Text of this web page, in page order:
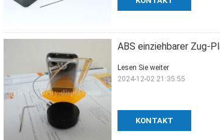
ABS einziehbarer Zug-
KONTAKT
Lesen Sie weiter
2024-12-02 21:35:55